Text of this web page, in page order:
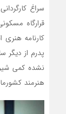
سراغ
قرارگاه
کارنامه هنری
پدرم از دیگر
نشده کمی
هنرمند